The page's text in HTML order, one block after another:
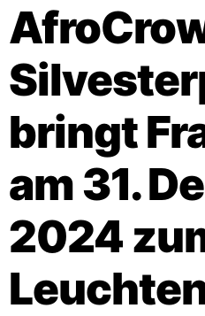
bringt
am 31.
2024